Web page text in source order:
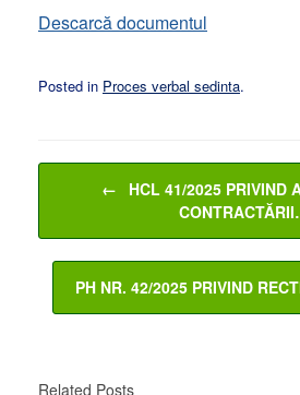
Descarcă documentul
Posted in Proces verbal sedinta.
Post navigation
←
HCL 41/2025 PRIVIND
PH NR. 42/2025 PRIVIND
Related Posts